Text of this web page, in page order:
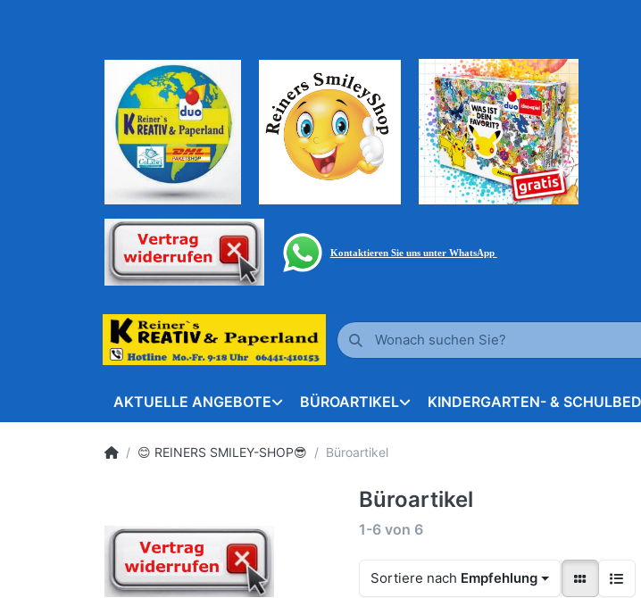
Kontaktieren Sie uns unter WhatsApp
AKTUELLE ANGEBOTE BÜROARTIKEL KINDERGARTEN- &
😊 REINERS SMILEY-SHOP😎 Büroartikel
Büroartikel
1-6 von 6
Sortiere nach Empfehlung